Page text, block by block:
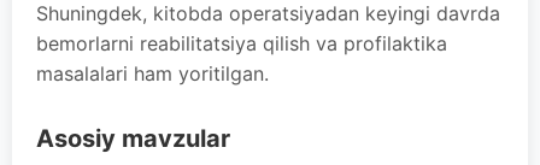
Shuningdek, kitobda operatsiyadan keyingi davrda
bemorlarni reabilitatsiya qilish va profilaktika
masalalari ham yoritilgan.
Asosiy mavzular